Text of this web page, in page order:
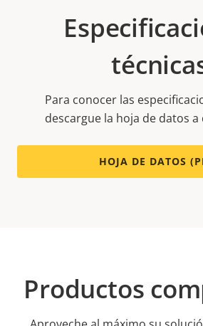
Para conocer las
descargue la hoja de datos
HOJA DE DATOS
Productos